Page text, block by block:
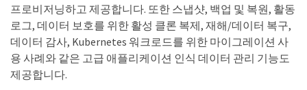
프로비저닝하고 제공합니다. 또한 스냅샷, 백업 및 복원, 활동
로그, 데이터 보호를 위한 활성 클론 복제, 재해/데이터 복구,
데이터 감사, Kubernetes 워크로드를 위한 마이그레이션 사
용 사례와 같은 고급 애플리케이션 인식 데이터 관리 기능도
제공합니다.